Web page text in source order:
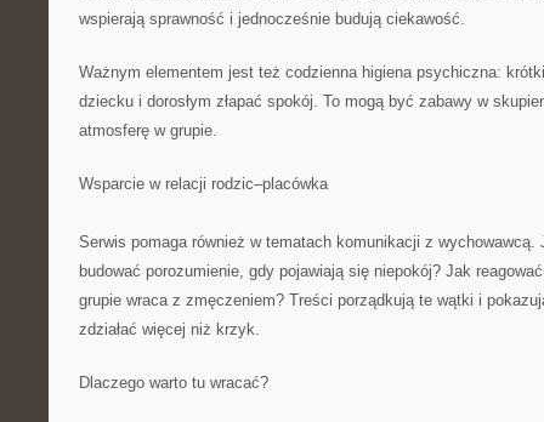
wspierają sprawność i jednocześnie budują ciekawość.
Ważnym elementem jest też codzienna higiena psychiczna:
dziecku i dorosłym złapać spokój. To mogą być zabawy w
atmosferę w grupie.
Wsparcie w relacji rodzic–placówka
Serwis pomaga również w tematach komunikacji z
budować porozumienie, gdy pojawiają się niepokój? Jak
grupie wraca z zmęczeniem? Treści porządkują te wątki i
zdziałać więcej niż krzyk.
Dlaczego warto tu wracać?